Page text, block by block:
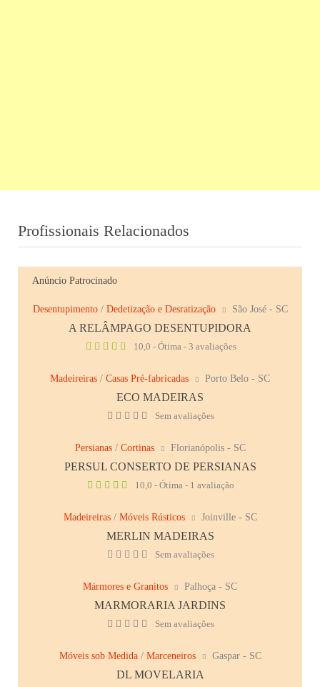
Profissionais Relacionados
Anúncio Patrocinado
Desentupimento/ Dedetização e Desratização São José - SC
A RELÂMPAGO DESENTUPIDORA
10,0 - Ótima - 3 avaliações
Madeireiras / Casas Pré-fabricadas Porto Belo - SC
ECO MADEIRAS
Sem avaliações
Persianas/ Cortinas Florianópolis - SC
PERSUL CONSERTO DE PERSIANAS
10,0 - Ótima - 1 avaliação
Madeireiras/ Móveis Rústicos Joinville - SC
MERLIN MADEIRAS
Sem avaliações
Mármores e Granitos Palhoça - SC
MARMORARIA JARDINS
Sem avaliações
Móveis sob Medida/ Marceneiros Gaspar - SC
DL MOVELARIA